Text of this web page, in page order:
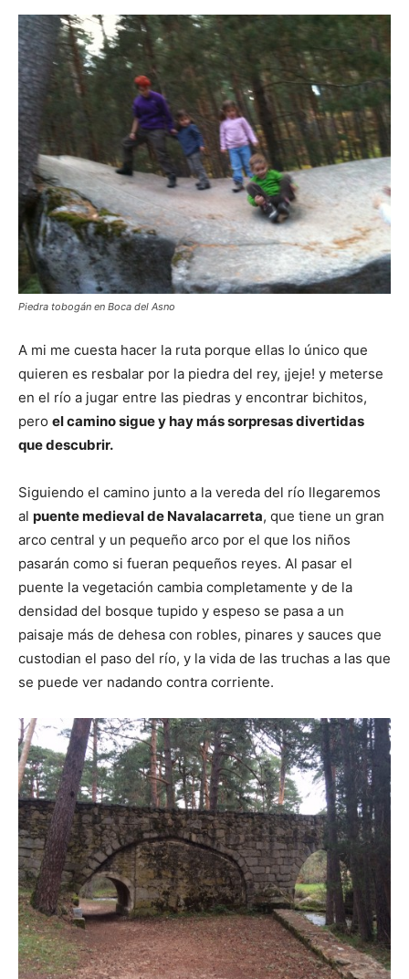
Piedra tobogán en Boca del Asno
A mi me cuesta hacer la ruta porque ellas lo único que
quieren es resbalar por la piedra del rey, ¡jeje! y meterse
en el río a jugar entre las piedras y encontrar bichitos,
pero el camino sigue y hay más sorpresas divertidas
que descubrir.
Siguiendo el camino junto a la vereda del río llegaremos
al puente medieval de Navalacarreta, que tiene un gran
arco central y un pequeño arco por el que los niños
pasarán como si fueran pequeños reyes. Al pasar el
puente la vegetación cambia completamente y de la
densidad del bosque tupido y espeso se pasa a un
paisaje más de dehesa con robles, pinares y sauces que
custodian el paso del río, y la vida de las truchas a las que
se puede ver nadando contra corriente.